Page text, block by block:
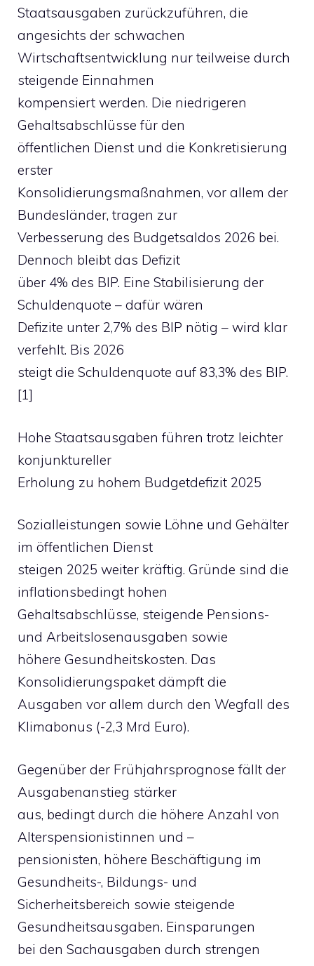
Staatsausgaben zurückzuführen, die
angesichts der schwachen
Wirtschaftsentwicklung nur teilweise durch
steigende Einnahmen
kompensiert werden. Die niedrigeren
Gehaltsabschlüsse für den
öffentlichen Dienst und die Konkretisierung
erster
Konsolidierungsmaßnahmen, vor allem der
Bundesländer, tragen zur
Verbesserung des Budgetsaldos 2026 bei.
Dennoch bleibt das Defizit
über 4% des BIP. Eine Stabilisierung der
Schuldenquote – dafür wären
Defizite unter 2,7% des BIP nötig – wird klar
verfehlt. Bis 2026
steigt die Schuldenquote auf 83,3% des BIP.
[1]
Hohe Staatsausgaben führen trotz leichter
konjunktureller
Erholung zu hohem Budgetdefizit 2025
Sozialleistungen sowie Löhne und Gehälter
im öffentlichen Dienst
steigen 2025 weiter kräftig. Gründe sind die
inflationsbedingt hohen
Gehaltsabschlüsse, steigende Pensions-
und Arbeitslosenausgaben sowie
höhere Gesundheitskosten. Das
Konsolidierungspaket dämpft die
Ausgaben vor allem durch den Wegfall des
Klimabonus (-2,3 Mrd Euro).
Gegenüber der Frühjahrsprognose fällt der
Ausgabenanstieg stärker
aus, bedingt durch die höhere Anzahl von
Alterspensionistinnen und –
pensionisten, höhere Beschäftigung im
Gesundheits-, Bildungs- und
Sicherheitsbereich sowie steigende
Gesundheitsausgaben. Einsparungen
bei den Sachausgaben durch strengen